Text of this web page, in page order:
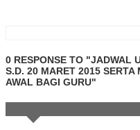
0 RESPONSE TO "JADWAL
S.D. 20 MARET 2015 SERTA
AWAL BAGI GURU"